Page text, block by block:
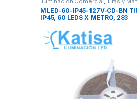
MLED-60-IP45-127V-CD-BN
IP45, 60 LEDS X METRO, 283